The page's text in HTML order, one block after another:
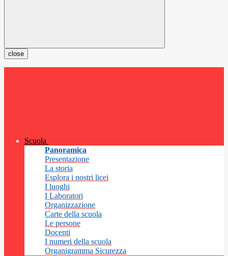
close
Scuola
Panoramica
Presentazione
La storia
Esplora i nostri licei
I luoghi
I Laboratori
Organizzazione
Carte della scuola
Le persone
Docenti
I numeri della scuola
Organigramma Sicurezza